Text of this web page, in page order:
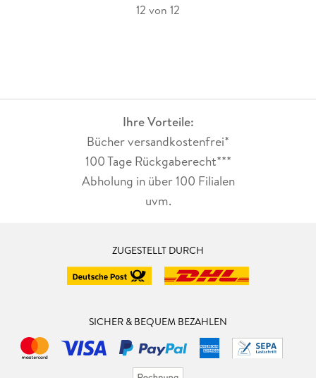
12 von 12
Ihre Vorteile:
Bücher versandkostenfrei*
100 Tage Rückgaberecht***
Abholung in über 100 Filialen
uvm.
ZUGESTELLT DURCH
SICHER & BEQUEM BEZAHLEN